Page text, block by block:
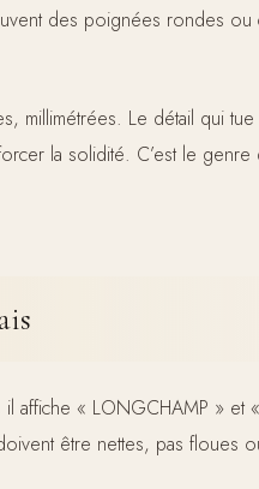
des poignées rondes
millimétrées. Le détail qui tue
la solidité. C’est le
affiche « LONGCHAMP »
être nettes, pas floues